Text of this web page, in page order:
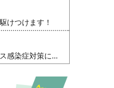
けつけます！
感染症対策に...